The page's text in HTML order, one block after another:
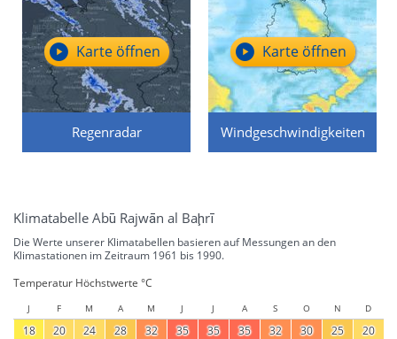
Regenradar
Karte öffnen
Windgeschwindigkeiten
Karte öffnen
Klimatabelle Abū Rajwān al Baḩrī
Die Werte unserer Klimatabellen basieren auf Messungen an den
Klimastationen im Zeitraum 1961 bis 1990.
Temperatur Höchstwerte °C
J F M A M J J A S O N D
18 20 24 28 32 35 35 35 32 30 25 20